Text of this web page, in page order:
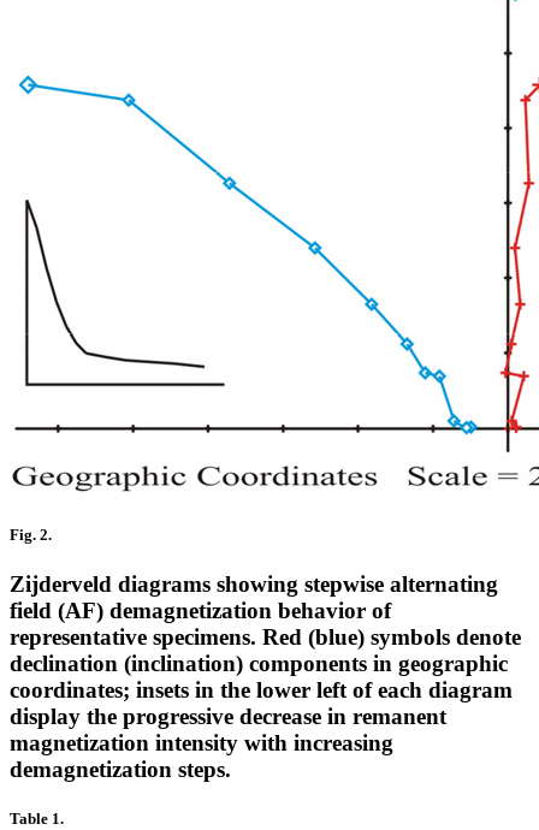
Fig. 2.
Zijderveld diagrams showing stepwise alternating
field (AF) demagnetization behavior of
representative specimens. Red (blue) symbols denote
declination (inclination) components in geographic
coordinates; insets in the lower left of each diagram
display the progressive decrease in remanent
magnetization intensity with increasing
demagnetization steps.
Table 1.